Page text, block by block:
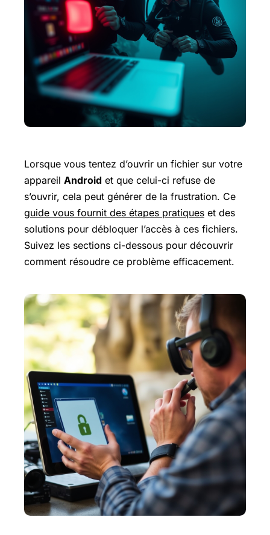
Lorsque vous tentez d’ouvrir un fichier sur votre
appareil Android et que celui-ci refuse de
s’ouvrir, cela peut générer de la frustration. Ce
guide vous fournit des étapes pratiques et des
solutions pour débloquer l’accès à ces fichiers.
Suivez les sections ci-dessous pour découvrir
comment résoudre ce problème efficacement.